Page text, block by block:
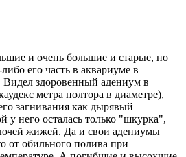
и очень большие и старые, но
его часть в аквариуме в
Видел здоровенный адениум в
метра полтора в диаметре),
загнивания как дырявый
у него осталась только "шкурка",
жижей. Да и свои адениумы
от обильного полива при